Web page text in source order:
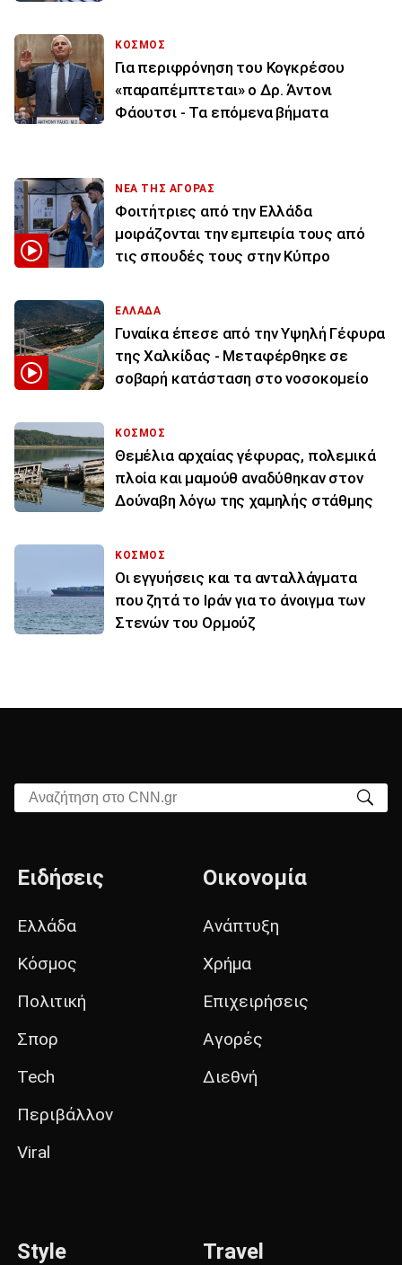
ΚΟΣΜΟΣ
Για περιφρόνηση του Κογκρέσου
«παραπέμπτεται» ο Δρ. Άντονι
Φάουτσι - Τα επόμενα βήματα
ΝΕΑ ΤΗΣ ΑΓΟΡΑΣ
Φοιτήτριες από την Ελλάδα
μοιράζονται την εμπειρία τους από
τις σπουδές τους στην Κύπρο
ΕΛΛΑΔΑ
Γυναίκα έπεσε από την Υψηλή Γέφυρα
της Χαλκίδας - Μεταφέρθηκε σε
σοβαρή κατάσταση στο νοσοκομείο
ΚΟΣΜΟΣ
Θεμέλια αρχαίας γέφυρας, πολεμικά
πλοία και μαμούθ αναδύθηκαν στον
Δούναβη λόγω της χαμηλής στάθμης
ΚΟΣΜΟΣ
Οι εγγυήσεις και τα ανταλλάγματα
που ζητά το Ιράν για το άνοιγμα των
Στενών του Ορμούζ
Αναζήτηση στο CNN.gr
Ειδήσεις
Ελλάδα
Κόσμος
Πολιτική
Σπορ
Tech
Περιβάλλον
Viral
Οικονομία
Ανάπτυξη
Χρήμα
Επιχειρήσεις
Αγορές
Διεθνή
Style Travel